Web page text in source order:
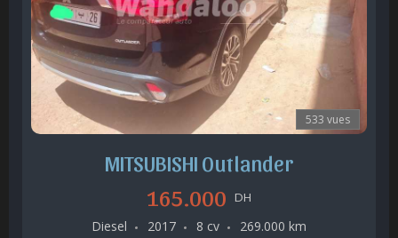
533 vues
MITSUBISHI Outlander
165.000 DH
Diesel 2017 8 cv 269.000 km